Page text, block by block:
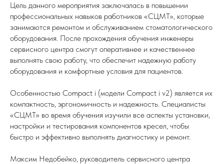
Цель данного мероприятия заключалась в повышении
профессиональных навыков работников «СЦМТ», которые
занимаются ремонтом и обслуживанием стоматологического
оборудования. После прохождения обучения инженеры
сервисного центра смогут оперативнее и качественнее
выполнять свою работу, что обеспечит надежную работу
оборудования и комфортные условия для пациентов.
Особенностью Compact i (модели Compact i v2) является их
компактность, эргономичность и надежность. Специалисты
«СЦМТ» во время обучения изучили все аспекты установки,
настройки и тестирования компонентов кресел, чтобы
быстро и эффективно выполнять диагностику и ремонт.
Максим Недобейко, руководитель сервисного центра